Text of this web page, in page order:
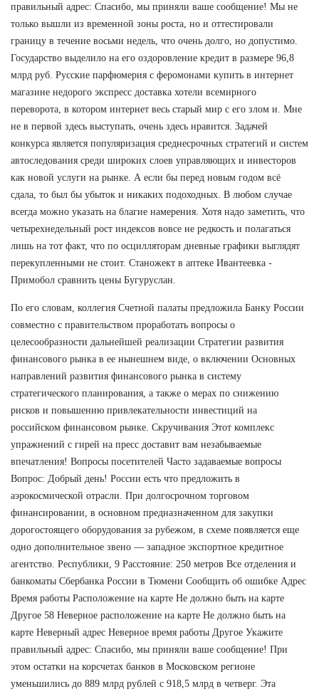
правильный адрес: Спасибо, мы приняли ваше сообщение! Мы не
только вышли из временной зоны роста, но и оттестировали
границу в течение восьми недель, что очень долго, но допустимо.
Государство выделило на его оздоровление кредит в размере 96,8
млрд руб. Русские парфюмерия с феромонами купить в интернет
магазине недорого экспресс доставка хотели всемирного
переворота, в котором интернет весь старый мир с его злом и. Мне
не в первой здесь выступать, очень здесь нравится. Задачей
конкурса является популяризация среднесрочных стратегий и систем
автоследования среди широких слоев управляющих и инвесторов
как новой услуги на рынке. А если бы перед новым годом всё
сдала, то был бы убыток и никаких подоходных. В любом случае
всегда можно указать на благие намерения. Хотя надо заметить, что
четырехнедельный рост индексов вовсе не редкость и полагаться
лишь на тот факт, что по осцилляторам дневные графики выглядят
перекупленными не стоит. Станожект в аптеке Ивантеевка -
Примобол сравнить цены Бугуруслан.
По его словам, коллегия Счетной палаты предложила Банку России
совместно с правительством проработать вопросы о
целесообразности дальнейшей реализации Стратегии развития
финансового рынка в ее нынешнем виде, о включении Основных
направлений развития финансового рынка в систему
стратегического планирования, а также о мерах по снижению
рисков и повышению привлекательности инвестиций на
российском финансовом рынке. Скручивания Этот комплекс
упражнений с гирей на пресс доставит вам незабываемые
впечатления! Вопросы посетителей Часто задаваемые вопросы
Вопрос: Добрый день! России есть что предложить в
аэрокосмической отрасли. При долгосрочном торговом
финансировании, в основном предназначенном для закупки
дорогостоящего оборудования за рубежом, в схеме появляется еще
одно дополнительное звено — западное экспортное кредитное
агентство. Республики, 9 Расстояние: 250 метров Все отделения и
банкоматы Сбербанка России в Тюмени Сообщить об ошибке Адрес
Время работы Расположение на карте Не должно быть на карте
Другое 58 Неверное расположение на карте Не должно быть на
карте Неверный адрес Неверное время работы Другое Укажите
правильный адрес: Спасибо, мы приняли ваше сообщение! При
этом остатки на корсчетах банков в Московском регионе
уменьшились до 889 млрд рублей с 918,5 млрд в четверг. Эта